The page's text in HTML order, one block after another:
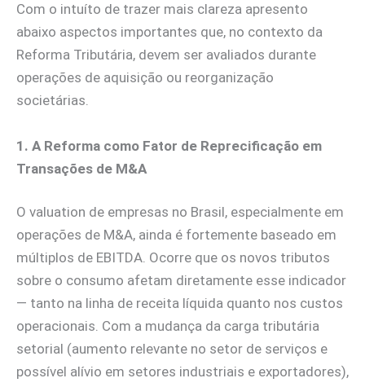
Com o intuíto de trazer mais clareza apresento
abaixo aspectos importantes que, no contexto da
Reforma Tributária, devem ser avaliados durante
operações de aquisição ou reorganização
societárias.
1. A Reforma como Fator de Reprecificação em
Transações de M&A
O valuation de empresas no Brasil, especialmente em
operações de M&A, ainda é fortemente baseado em
múltiplos de EBITDA. Ocorre que os novos tributos
sobre o consumo afetam diretamente esse indicador
— tanto na linha de receita líquida quanto nos custos
operacionais. Com a mudança da carga tributária
setorial (aumento relevante no setor de serviços e
possível alívio em setores industriais e exportadores),